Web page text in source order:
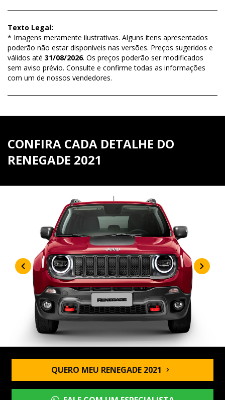
Texto Legal:
* Imagens meramente ilustrativas. Alguns itens apresentados
poderão não estar disponíveis nas versões. Preços sugeridos e
válidos até 31/08/2026. Os preços poderão ser modificados
sem aviso prévio. Consulte e confirme todas as informações
com um de nossos vendedores.
CONFIRA CADA DETALHE DO
RENEGADE 2021
QUERO MEU RENEGADE 2021